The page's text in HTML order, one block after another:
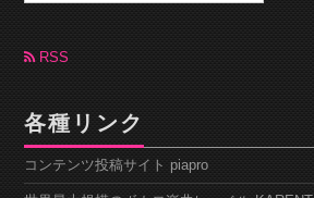
カ
ブ RSS
各種リンク
コンテンツ投稿サイト piapro